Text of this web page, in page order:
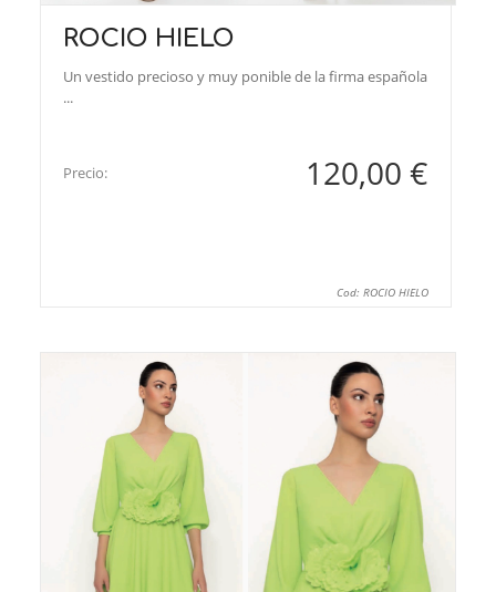
ROCIO HIELO
Un vestido precioso y muy ponible de la firma española
...
Precio: 120,00 €
Cod: ROCIO HIELO